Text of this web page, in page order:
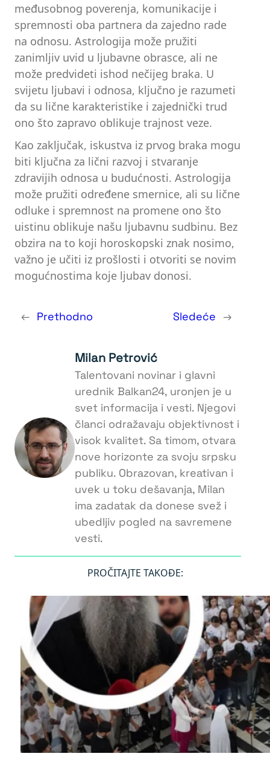
međusobnog poverenja, komunikacije i
spremnosti oba partnera da zajedno rade
na odnosu. Astrologija može pružiti
zanimljiv uvid u ljubavne obrasce, ali ne
može predvideti ishod nečijeg braka. U
svijetu ljubavi i odnosa, ključno je razumeti
da su lične karakteristike i zajednički trud
ono što zapravo oblikuje trajnost veze.
Kao zaključak, iskustva iz prvog braka mogu
biti ključna za lični razvoj i stvaranje
zdravijih odnosa u budućnosti. Astrologija
može pružiti određene smernice, ali su lične
odluke i spremnost na promene ono što
uistinu oblikuje našu ljubavnu sudbinu. Bez
obzira na to koji horoskopski znak nosimo,
važno je učiti iz prošlosti i otvoriti se novim
mogućnostima koje ljubav donosi.
← Prethodno Sledeće →
Milan Petrović
Talentovani novinar i glavni
urednik Balkan24, uronjen je u
svet informacija i vesti. Njegovi
članci odražavaju objektivnost i
visok kvalitet. Sa timom, otvara
nove horizonte za svoju srpsku
publiku. Obrazovan, kreativan i
uvek u toku dešavanja, Milan
ima zadatak da donese svež i
ubedljiv pogled na savremene
vesti.
PROČITAJTE TAKOĐE: